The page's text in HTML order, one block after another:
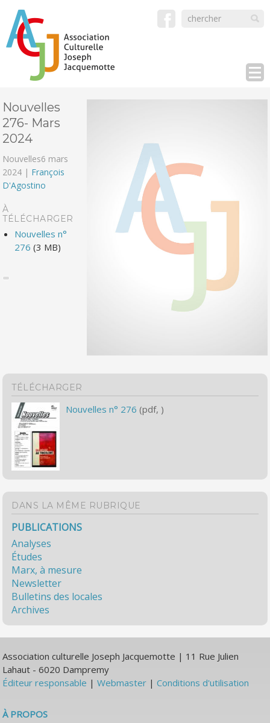
Nouvelles
276- Mars
2024
Nouvelles6 mars
2024 | François
D'Agostino
À
TÉLÉCHARGER
Nouvelles n°
276 (3 MB)
TÉLÉCHARGER
Nouvelles n° 276 (pdf, )
DANS LA MÊME RUBRIQUE
PUBLICATIONS
Analyses
Études
Marx, à mesure
Newsletter
Bulletins des locales
Archives
Association culturelle Joseph Jacquemotte | 11 Rue Julien
Lahaut - 6020 Dampremy
Éditeur responsable |Webmaster |Conditions d'utilisation
À PROPOS